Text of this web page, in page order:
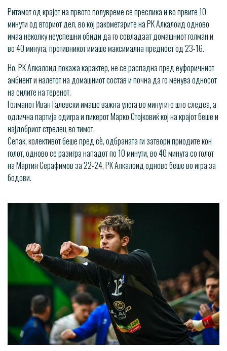
Ритамот од крајот на првото полувреме се преслика и во првите 10
минути од вториот дел, во кој ракометарите на РК Алкалоид одново
имаа неколку неуспешни обиди да го совладаат домашниот голман и
во 40 минута, противникот имаше максимална предност од 23-16.
Но, РК Алкалоид покажа карактер, не се распадна пред еуфоричниот
амбиент и налетот на домашниот состав и почна да го менува односот
на силите на теренот.
Голманот Иван Галевски имаше важна улога во минутите што следеа, а
одлична партија одигра и пикерот Марко Стојковиќ кој на крајот беше и
најдобриот стрелец во тимот.
Сепак, колективот беше пред сѐ, одбраната ги затвори приодите кон
голот, одново се разигра нападот по 10 минути, во 40 минута со голот
на Мартин Серафимов за 22-24, РК Алкалоид одново беше во игра за
бодови.